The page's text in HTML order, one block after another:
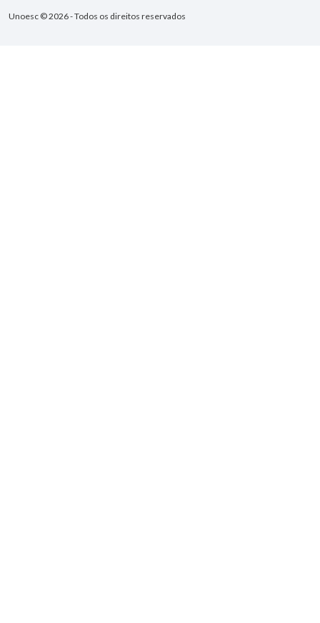
Unoesc © 2026 - Todos os direitos reservados